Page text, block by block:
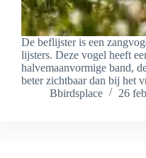
De beflijster is een
lijsters. Deze vogel heeft
halvemaanvormige band,
beter zichtbaar dan bij het
Bbirdsplace
26